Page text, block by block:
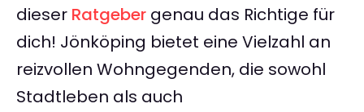
dieser Ratgeber genau das Richtige für
dich! Jönköping bietet eine Vielzahl an
reizvollen Wohngegenden, die sowohl
Stadtleben als auch